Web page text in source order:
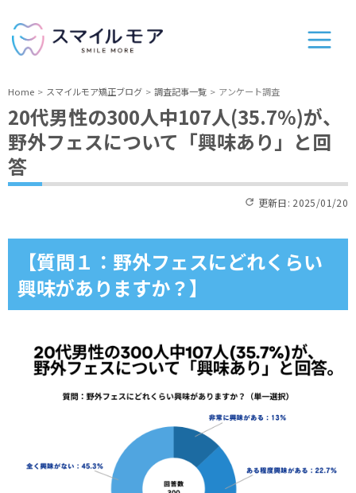
Home スマイルモア矯正ブログ 調査記事一覧 アンケート調査
20代男性の300人中107人(35.7%)が、
野外フェスについて「興味あり」と回
答
更新日: 2025/01/20
【質問１：野外フェスにどれくらい
興味がありますか？】